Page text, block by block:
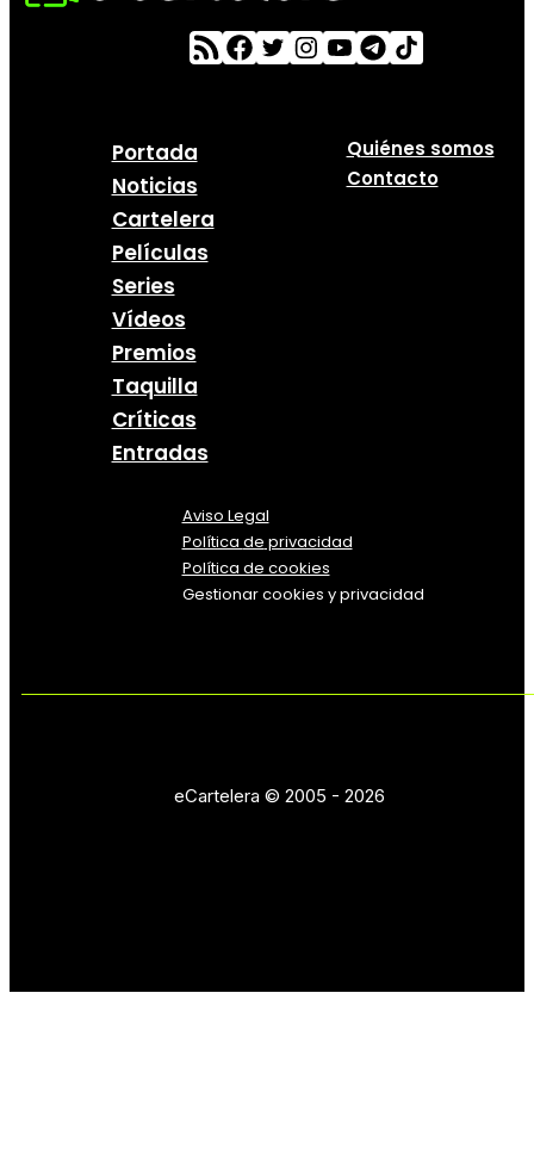
Portada
Noticias
Cartelera
Películas
Series
Vídeos
Premios
Taquilla
Críticas
Entradas
Quiénes somos
Contacto
Aviso Legal
Política de privacidad
Política de cookies
Gestionar cookies y privacidad
eCartelera © 2005 - 2026